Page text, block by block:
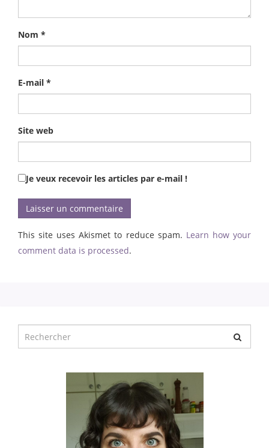
Nom *
E-mail *
Site web
Je veux recevoir les articles par e-mail !
This site uses Akismet to reduce spam. Learn how your
comment data is processed.
pour